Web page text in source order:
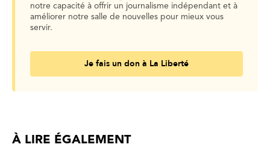
notre capacité à offrir un journalisme indépendant et à
améliorer notre salle de nouvelles pour mieux vous
servir.
Je fais un don à La Liberté
À LIRE ÉGALEMENT